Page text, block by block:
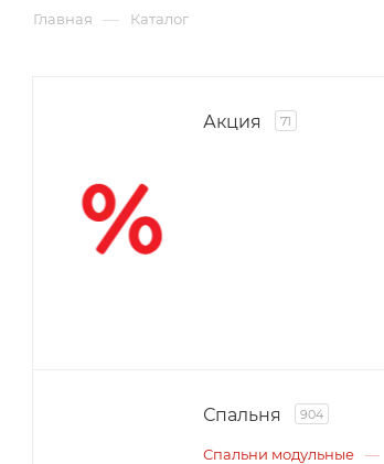
Главная — Каталог
Акция 71
Спальня 904
Спальни модульные